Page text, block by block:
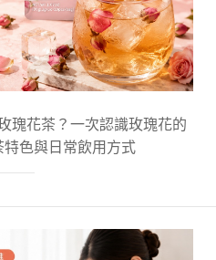
瑰花茶？一次認識玫瑰花的
色與日常飲用方式